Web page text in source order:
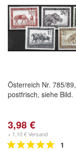
Österreich Nr. 785/89,
postfrisch, siehe Bild.
3,98 €
+ 1,10 € Versand
1